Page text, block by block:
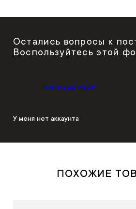
Остались вопросы к
Воспользуйтесь этой
Войти на сайт
У меня нет аккаунта
ПОХОЖИЕ